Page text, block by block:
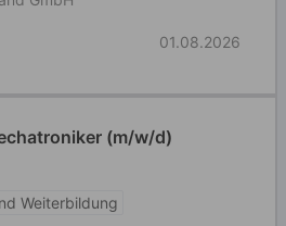
01.08.2026
(m/w/d)
Weiterbildung